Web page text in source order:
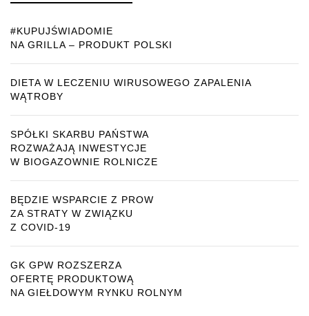
#KUPUJŚWIADOMIE
NA GRILLA – PRODUKT POLSKI
DIETA W LECZENIU WIRUSOWEGO ZAPALENIA
WĄTROBY
SPÓŁKI SKARBU PAŃSTWA
ROZWAŻAJĄ INWESTYCJE
W BIOGAZOWNIE ROLNICZE
BĘDZIE WSPARCIE Z PROW
ZA STRATY W ZWIĄZKU
Z COVID-19
GK GPW ROZSZERZA
OFERTĘ PRODUKTOWĄ
NA GIEŁDOWYM RYNKU ROLNYM